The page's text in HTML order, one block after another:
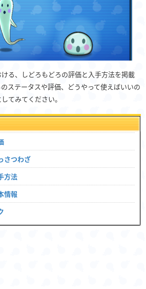
る、しどろもどろの評価と入手方法を掲載
ステータスや評価、どうやって使えばいいの
てみてください。
さつわざ
方法
情報